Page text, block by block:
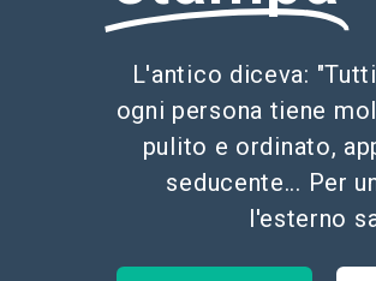
L'antico diceva:
ogni persona tiene
pulito e ordinato,
seducente... Per
l'esterno